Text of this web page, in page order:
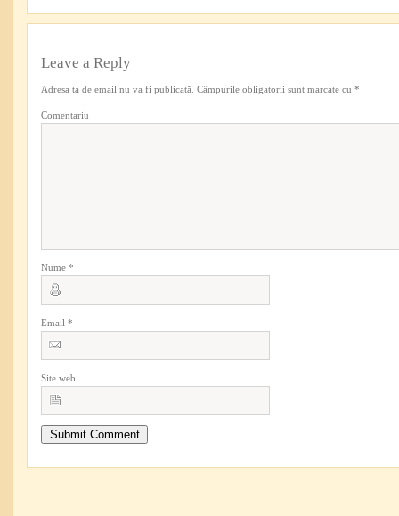
Leave a Reply
Adresa ta de email nu va fi publicată. Câmpurile obligatorii sunt marcate cu *
Comentariu
Nume *
Email *
Site web